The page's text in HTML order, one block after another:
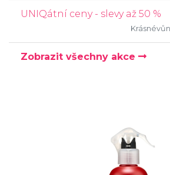
UNIQátní ceny - slevy až 50 %
Zobrazit všechny akce